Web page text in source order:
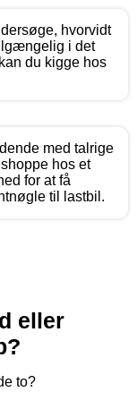
hvorvidt
i det
du kigge hos
med talrige
hos et
for at få
til lastbil.
eller
to?